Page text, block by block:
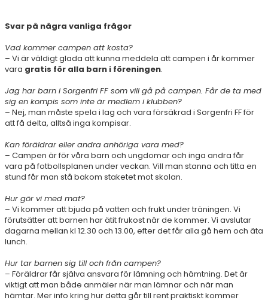
Svar på några vanliga frågor
Vad kommer campen att kosta?
– Vi är väldigt glada att kunna meddela att campen i år kommer
vara gratis för alla barn i föreningen.
Jag har barn i Sorgenfri FF som vill gå på campen. Får de ta med
sig en kompis som inte är medlem i klubben?
– Nej, man måste spela i lag och vara försäkrad i Sorgenfri FF för
att få delta, alltså inga kompisar.
Kan föräldrar eller andra anhöriga vara med?
– Campen är för våra barn och ungdomar och inga andra får
vara på fotbollsplanen under veckan. Vill man stanna och titta en
stund får man stå bakom staketet mot skolan.
Hur gör vi med mat?
– Vi kommer att bjuda på vatten och frukt under träningen. Vi
förutsätter att barnen har ätit frukost när de kommer. Vi avslutar
dagarna mellan kl 12.30 och 13.00, efter det får alla gå hem och äta
lunch.
Hur tar barnen sig till och från campen?
– Föräldrar får själva ansvara för lämning och hämtning. Det är
viktigt att man både anmäler när man lämnar och när man
hämtar. Mer info kring hur detta går till rent praktiskt kommer